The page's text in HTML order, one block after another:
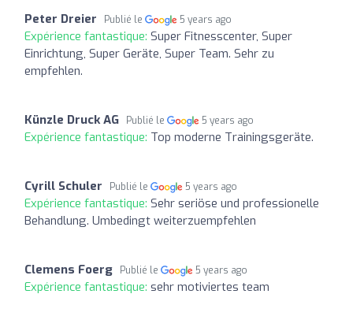
Peter Dreier Publié le 5 years ago
Expérience fantastique: Super Fitnesscenter, Super
Einrichtung, Super Geräte, Super Team. Sehr zu
empfehlen.
Künzle Druck AG Publié le 5 years ago
Expérience fantastique: Top moderne Trainingsgeräte.
Cyrill Schuler Publié le 5 years ago
Expérience fantastique: Sehr seriöse und professionelle
Behandlung. Umbedingt weiterzuempfehlen
Clemens Foerg Publié le 5 years ago
Expérience fantastique: sehr motiviertes team